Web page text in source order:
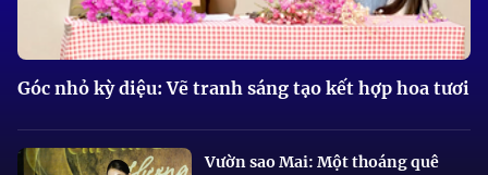
Góc nhỏ kỳ diệu: Vẽ tranh sáng tạo kết hợp hoa tươi
Vườn sao Mai: Một thoáng quê